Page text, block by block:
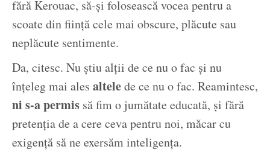
fără Kerouac, să-și folosească vocea pentru a
scoate din ființă cele mai obscure, plăcute sau
neplăcute sentimente.
Da, citesc. Nu știu alții de ce nu o fac și nu
înțeleg mai ales altelede ce nu o fac. Reamintesc,
ni s-a permis să fim o jumătate educată, și fără
pretenția de a cere ceva pentru noi, măcar cu
exigență să ne exersăm inteligența.